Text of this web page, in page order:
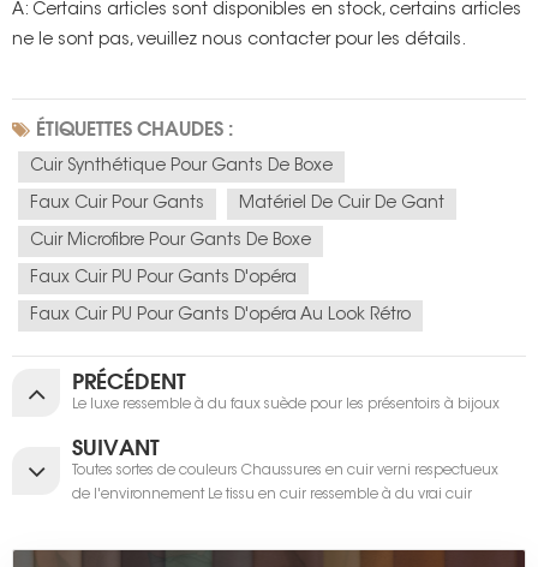
A: Certains articles sont disponibles en stock, certains articles
ne le sont pas, veuillez nous contacter pour les détails.
ÉTIQUETTES CHAUDES :
Cuir Synthétique Pour Gants De Boxe
Faux Cuir Pour Gants Matériel De Cuir De Gant
Cuir Microfibre Pour Gants De Boxe
Faux Cuir PU Pour Gants D'opéra
Faux Cuir PU Pour Gants D'opéra Au Look Rétro
PRÉCÉDENT
Le luxe ressemble à du faux suède pour les présentoirs à bijoux
SUIVANT
Toutes sortes de couleurs Chaussures en cuir verni respectueux
de l'environnement Le tissu en cuir ressemble à du vrai cuir